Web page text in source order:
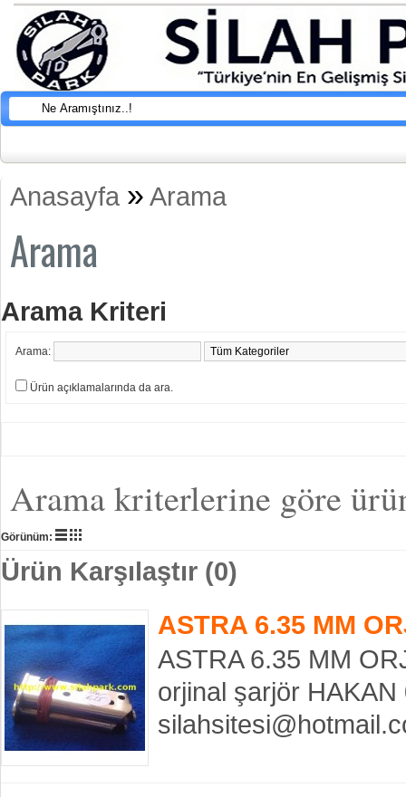
Anasayfa » Arama
Arama
Arama Kriteri
Arama:
Ürün açıklamalarında da ara.
Arama kriterlerine göre
Görünüm:
Ürün Karşılaştır (0)
ASTRA 6.35 MM
ASTRA 6.35 MM
orjinal şarjör